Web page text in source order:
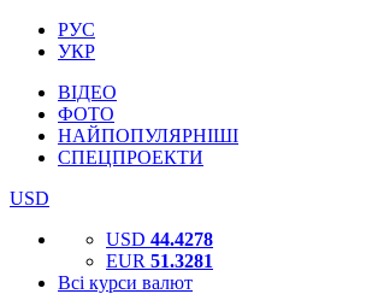
РУС
УКР
ВІДЕО
ФОТО
НАЙПОПУЛЯРНІШІ
СПЕЦПРОЕКТИ
USD
USD 44.4278
EUR 51.3281
Всі курси валют